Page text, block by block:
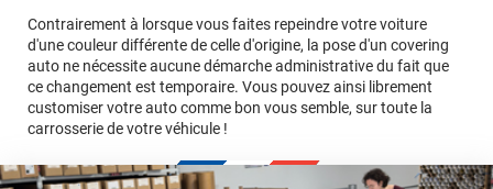
Contrairement à lorsque vous faites repeindre votre voiture
d'une couleur différente de celle d'origine, la pose d'un covering
auto ne nécessite aucune démarche administrative du fait que
ce changement est temporaire. Vous pouvez ainsi librement
customiser votre auto comme bon vous semble, sur toute la
carrosserie de votre véhicule !
Multipliez ce résultat par 3.
conseillers
commerciaux
Le covering peut s'enlever à tout moment
Le covering revient moins cher
calculateur